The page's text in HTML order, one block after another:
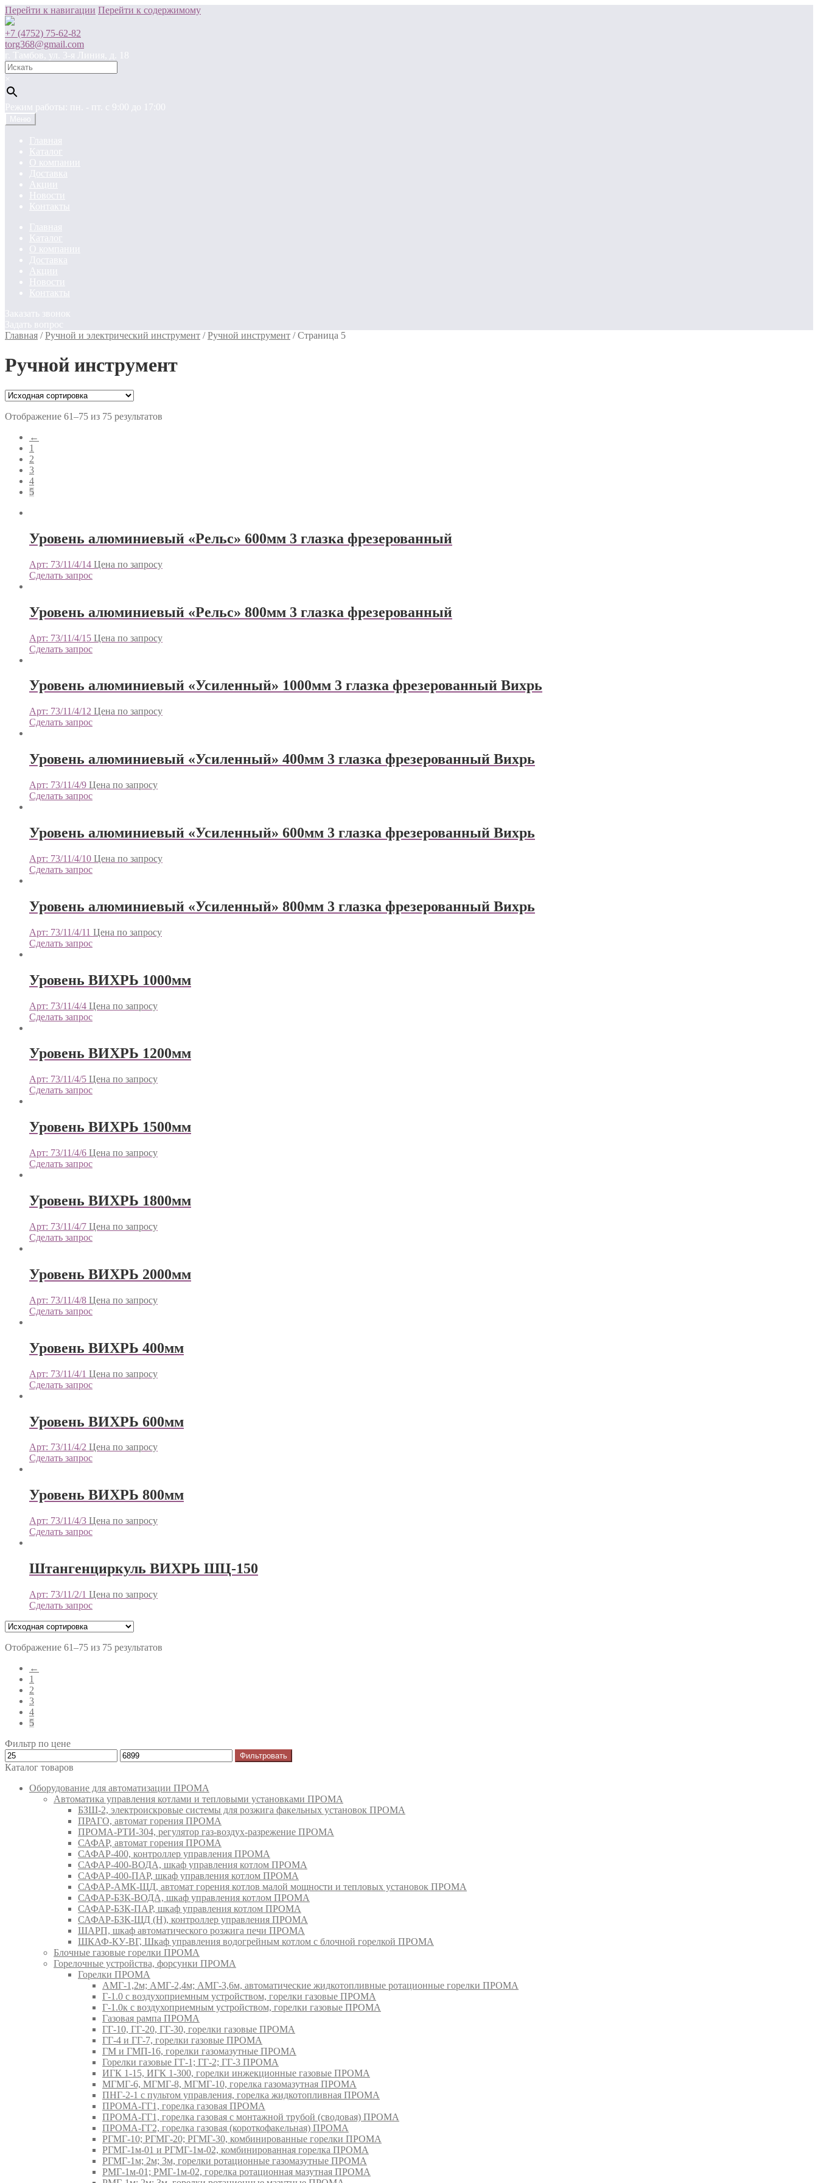
Перейти к навигации Перейти к содержимому
+7 (4752) 75-62-82
torg368@gmail.com
г. Тамбов, ул. 3-я Линия, д. 18
×
Режим работы: пн. - пт. c 9:00 до 17:00
Меню
Главная
Каталог
О компании
Доставка
Акции
Новости
Контакты
Главная
Каталог
О компании
Доставка
Акции
Новости
Контакты
Заказать звонок
Задать вопрос
Главная /Ручной и электрический инструмент /Ручной инструмент /Страница 5
Ручной инструмент
Отображение 61–75 из 75 результатов
←
1
2
3
4
5
Уровень алюминиевый «Рельс» 600мм 3 глазка фрезерованный
Арт: 73/11/4/14 Цена по запросу
Сделать запрос
Уровень алюминиевый «Рельс» 800мм 3 глазка фрезерованный
Арт: 73/11/4/15 Цена по запросу
Сделать запрос
Уровень алюминиевый «Усиленный» 1000мм 3 глазка фрезерованный Вихрь
Арт: 73/11/4/12 Цена по запросу
Сделать запрос
Уровень алюминиевый «Усиленный» 400мм 3 глазка фрезерованный Вихрь
Арт: 73/11/4/9 Цена по запросу
Сделать запрос
Уровень алюминиевый «Усиленный» 600мм 3 глазка фрезерованный Вихрь
Арт: 73/11/4/10 Цена по запросу
Сделать запрос
Уровень алюминиевый «Усиленный» 800мм 3 глазка фрезерованный Вихрь
Арт: 73/11/4/11 Цена по запросу
Сделать запрос
Уровень ВИХРЬ 1000мм
Арт: 73/11/4/4 Цена по запросу
Сделать запрос
Уровень ВИХРЬ 1200мм
Арт: 73/11/4/5 Цена по запросу
Сделать запрос
Уровень ВИХРЬ 1500мм
Арт: 73/11/4/6 Цена по запросу
Сделать запрос
Уровень ВИХРЬ 1800мм
Арт: 73/11/4/7 Цена по запросу
Сделать запрос
Уровень ВИХРЬ 2000мм
Арт: 73/11/4/8 Цена по запросу
Сделать запрос
Уровень ВИХРЬ 400мм
Арт: 73/11/4/1 Цена по запросу
Сделать запрос
Уровень ВИХРЬ 600мм
Арт: 73/11/4/2 Цена по запросу
Сделать запрос
Уровень ВИХРЬ 800мм
Арт: 73/11/4/3 Цена по запросу
Сделать запрос
Штангенциркуль ВИХРЬ ШЦ-150
Арт: 73/11/2/1 Цена по запросу
Сделать запрос
Отображение 61–75 из 75 результатов
←
1
2
3
4
5
Фильтр по цене
Фильтровать
Каталог товаров
Оборудование для автоматизации ПРОМА
Автоматика управления котлами и тепловыми установками ПРОМА
БЗШ-2, электроискровые системы для розжига факельных установок ПРОМА
ПРАГО, автомат горения ПРОМА
ПРОМА-РТИ-304, регулятор газ-воздух-разрежение ПРОМА
САФАР, автомат горения ПРОМА
САФАР-400, контроллер управления ПРОМА
САФАР-400-ВОДА, шкаф управления котлом ПРОМА
САФАР-400-ПАР, шкаф управления котлом ПРОМА
САФАР-АМК-ЩД, автомат горения котлов малой мощности и тепловых установок ПРОМА
САФАР-БЗК-ВОДА, шкаф управления котлом ПРОМА
САФАР-БЗК-ПАР, шкаф управления котлом ПРОМА
САФАР-БЗК-ЩД (Н), контроллер управления ПРОМА
ШАРП, шкаф автоматического розжига печи ПРОМА
ШКАФ-КУ-ВГ, Шкаф управления водогрейным котлом с блочной горелкой ПРОМА
Блочные газовые горелки ПРОМА
Горелочные устройства, форсунки ПРОМА
Горелки ПРОМА
АМГ-1,2м; АМГ-2,4м; АМГ-3,6м, автоматические жидкотопливные ротационные горелки ПРОМА
Г-1.0 с воздухоприемным устройством, горелки газовые ПРОМА
Г-1.0к с воздухоприемным устройством, горелки газовые ПРОМА
Газовая рампа ПРОМА
ГГ-10, ГГ-20, ГГ-30, горелки газовые ПРОМА
ГГ-4 и ГГ-7, горелки газовые ПРОМА
ГМ и ГМП-16, горелки газомазутные ПРОМА
Горелки газовые ГГ-1; ГГ-2; ГГ-3 ПРОМА
ИГК 1-15, ИГК 1-300, горелки инжекционные газовые ПРОМА
МГМГ-6, МГМГ-8, МГМГ-10, горелка газомазутная ПРОМА
ПНГ-2-1 с пультом управления, горелка жидкотопливная ПРОМА
ПРОМА-ГГ1, горелка газовая ПРОМА
ПРОМА-ГГ1, горелка газовая с монтажной трубой (сводовая) ПРОМА
ПРОМА-ГГ2, горелка газовая (короткофакельная) ПРОМА
РГМГ-10; РГМГ-20; РГМГ-30, комбинированные горелки ПРОМА
РГМГ-1м-01 и РГМГ-1м-02, комбинированная горелка ПРОМА
РГМГ-1м; 2м; 3м, горелки ротационные газомазутные ПРОМА
РМГ-1м-01; РМГ-1м-02, горелка ротационная мазутная ПРОМА